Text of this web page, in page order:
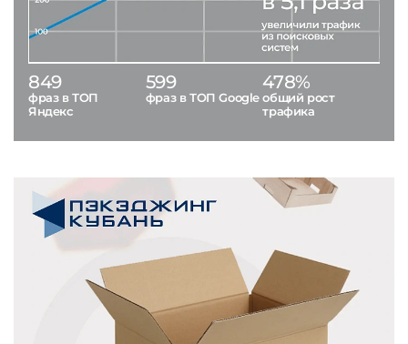
849
фраз в ТОП
Яндекс
599
фраз в ТОП Google
478%
общий рост
трафика